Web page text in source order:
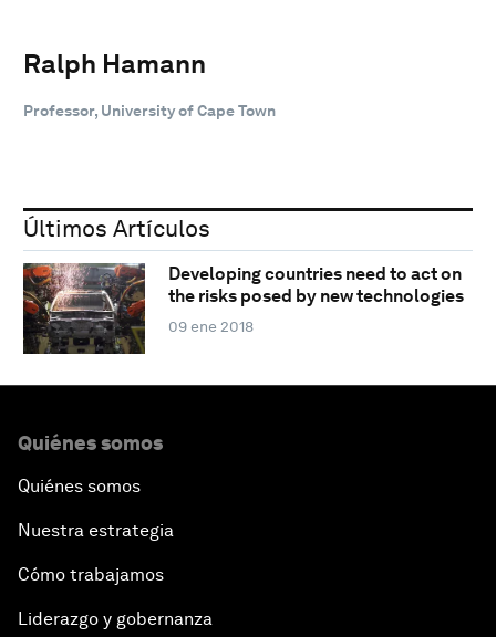
Ralph Hamann
Professor, University of Cape Town
Últimos Artículos
Developing countries need to act on
the risks posed by new technologies
09 ene 2018
Quiénes somos
Quiénes somos
Nuestra estrategia
Cómo trabajamos
Liderazgo y gobernanza